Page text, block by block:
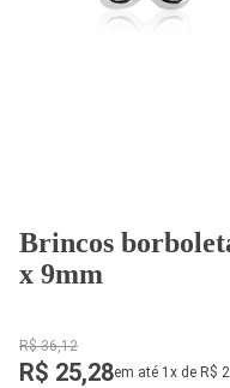
Brincos
x 9mm
R$ 36,12
R$ 25,28em até 1x de R$